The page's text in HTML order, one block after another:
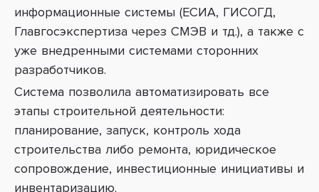
информационные системы (ЕСИА, ГИСОГД,
Главгосэкспертиза через СМЭВ и тд.), а также с
уже внедренными системами сторонних
разработчиков.
Система позволила автоматизировать все
этапы строительной деятельности:
планирование, запуск, контроль хода
строительства либо ремонта, юридическое
сопровождение, инвестиционные инициативы и
инвентаризацию.